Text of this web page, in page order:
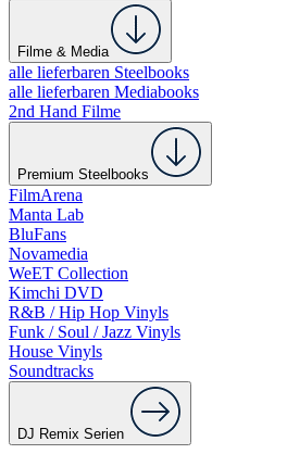
Filme & Media
alle lieferbaren Steelbooks
alle lieferbaren Mediabooks
2nd Hand Filme
Premium Steelbooks
FilmArena
Manta Lab
BluFans
Novamedia
WeET Collection
Kimchi DVD
R&B / Hip Hop Vinyls
Funk / Soul / Jazz Vinyls
House Vinyls
Soundtracks
DJ Remix Serien